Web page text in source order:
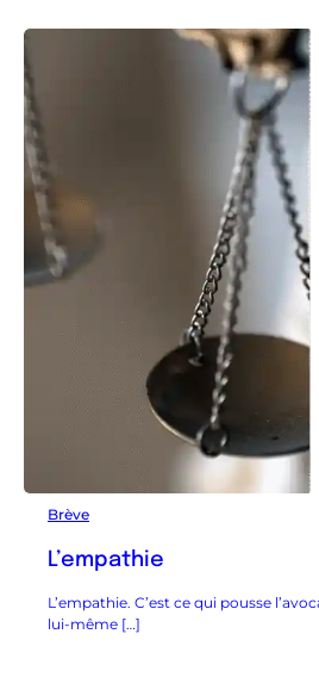
Brève
L’empathie
L’empathie. C’est ce qui pousse
lui-même […]